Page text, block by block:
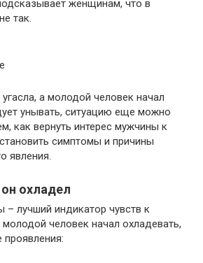
женщинам, что в
так.
а молодой человек начал
унывать, ситуацию еще можно
как вернуть интерес мужчины к
симптомы и причины
явления.
охладел
лучший индикатор чувств к
человек начал охладевать,